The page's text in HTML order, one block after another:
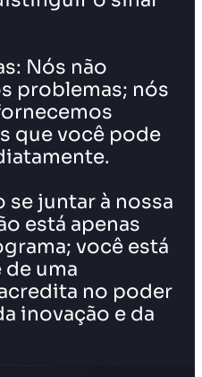
Nós não
problemas; nós
que você pode
juntar à nossa
está apenas
você está
uma
no poder
inovação e da